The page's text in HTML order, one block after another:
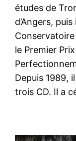
études de
d’Angers,
le Premier
Depuis 1989,
trois CD. Il a